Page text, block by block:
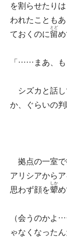
を割らせたり
われたことも
ておくのに留
とど
め
「……まあ、も
シズカと話し
か、ぐらいの判
拠点の一室で
アリシアから
思わず顔を顰
しか
め
（会うのかよ
ゃなくなった